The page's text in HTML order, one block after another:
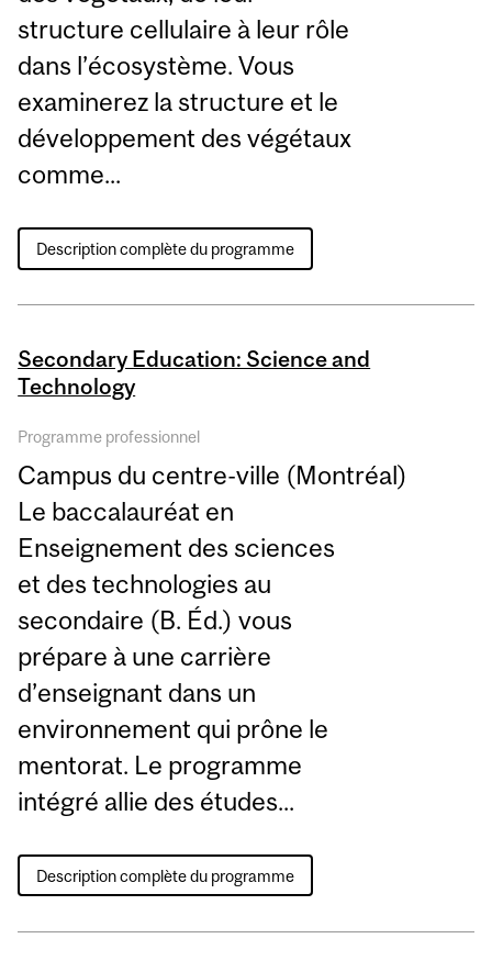
structure cellulaire à leur rôle
dans l’écosystème. Vous
examinerez la structure et le
développement des végétaux
comme...
Description complète du programme
Secondary Education: Science and
Technology
Programme professionnel
Campus du centre-ville (Montréal)
Le baccalauréat en
Enseignement des sciences
et des technologies au
secondaire (B. Éd.) vous
prépare à une carrière
d’enseignant dans un
environnement qui prône le
mentorat. Le programme
intégré allie des études...
Description complète du programme